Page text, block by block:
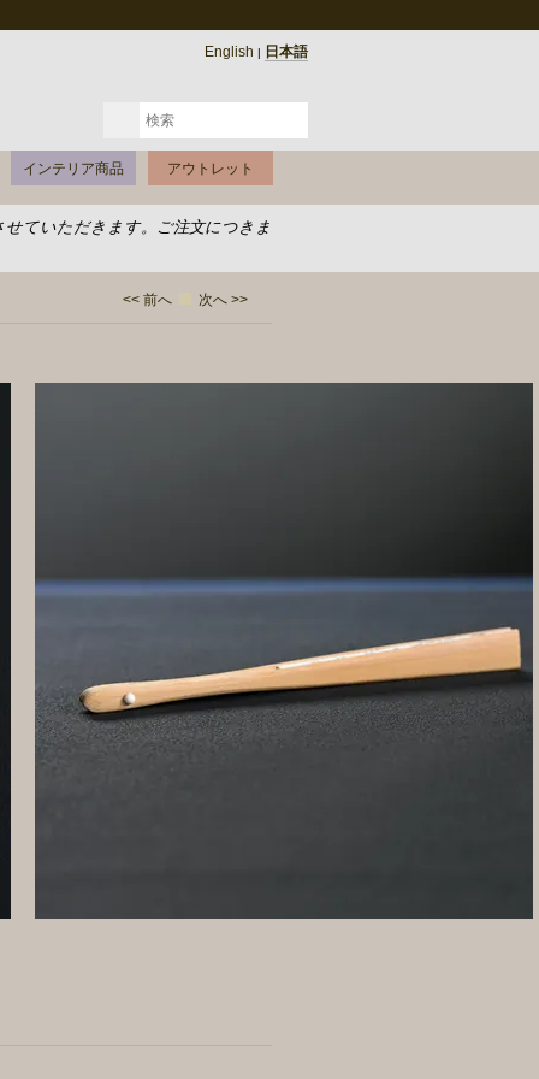
English | 日本語
インテリア商品 アウトレット
せていただきます。ご注文につきま
<< 前へ 次へ >>